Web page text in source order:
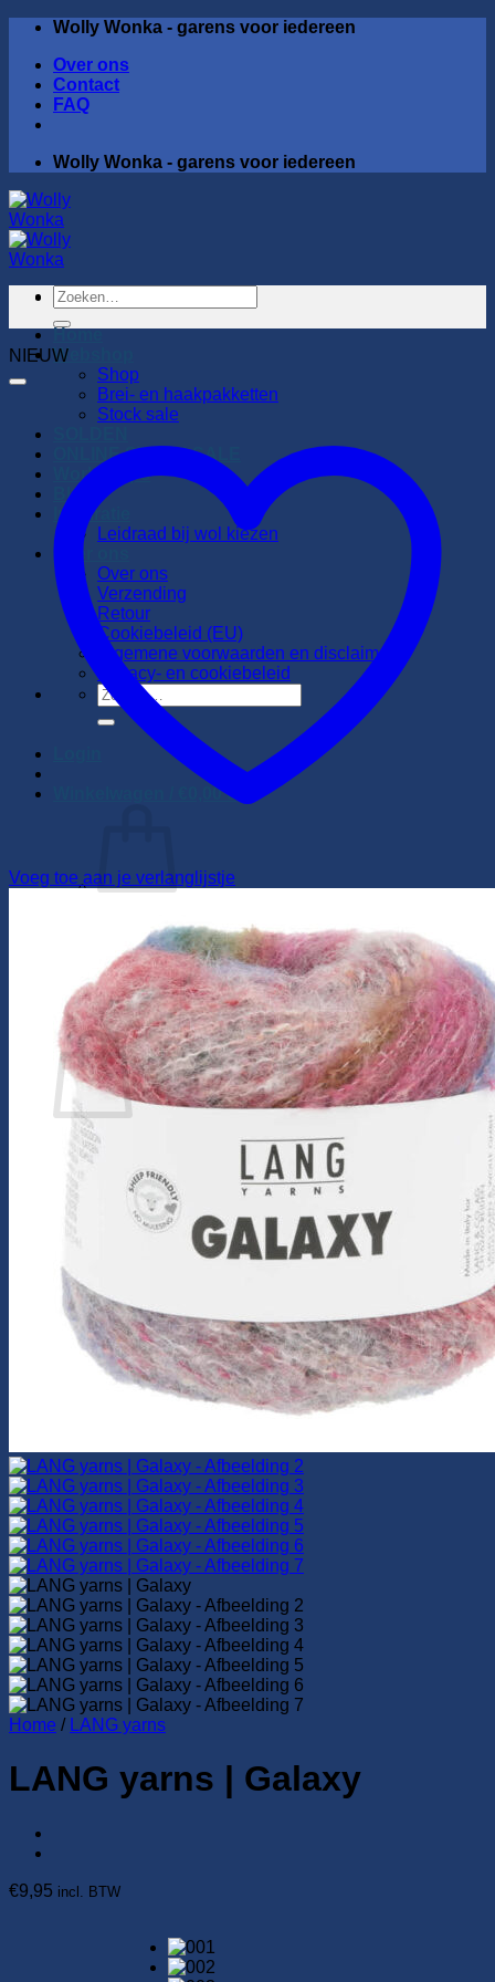
inhoud
Wolly Wonka - garens voor iedereen
Over ons
Contact
FAQ
Wolly Wonka - garens voor iedereen
Home
Webshop
Shop
Brei- en haakpakketten
Stock sale
ONLINE STOCK SALE
Workshops
Blog
Inspiratie
Leidraad bij wol kiezen
Over ons
Verzending
Retour
Cookiebeleid (EU)
Algemene voorwaarden en disclaimer
Privacy- en cookiebeleid
Zoeken
naar:
0,00 0
Geen producten in de winkelwagen.
Terug naar winkel
Winkelwagen
Geen producten in de winkelwagen.
Terug naar winkel
Zoeken
naar:
NIEUW
Voeg toe aan je verlanglijstje
Home / LANG yarns
LANG yarns | Galaxy
€9,95 incl. BTW